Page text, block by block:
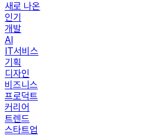
새로 나온
인기
개발
AI
IT서비스
기획
디자인
비즈니스
프로덕트
커리어
트렌드
스타트업